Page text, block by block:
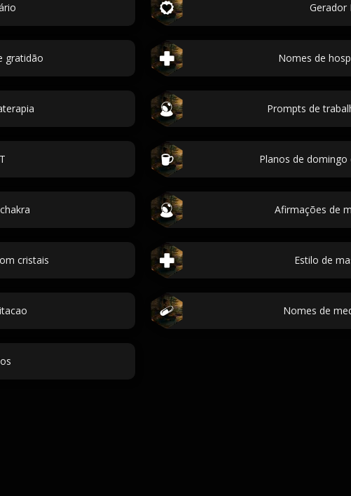
Gerador
gratidão Nomes de
Prompts de
Planos de
Afirmações de
cristais Estilo de
Nomes de